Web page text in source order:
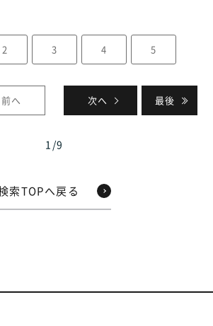
2 3 4 5
前へ 次へ 最後
1 /9
索TOPへ戻る